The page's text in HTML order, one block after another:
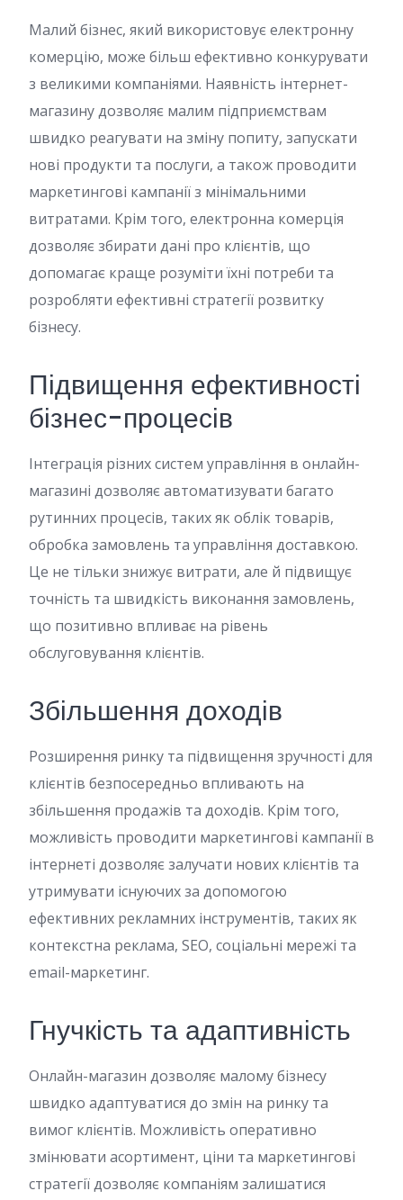
Малий бізнес, який використовує електронну
комерцію, може більш ефективно конкурувати
з великими компаніями. Наявність інтернет-
магазину дозволяє малим підприємствам
швидко реагувати на зміну попиту, запускати
нові продукти та послуги, а також проводити
маркетингові кампанії з мінімальними
витратами. Крім того, електронна комерція
дозволяє збирати дані про клієнтів, що
допомагає краще розуміти їхні потреби та
розробляти ефективні стратегії розвитку
бізнесу.
Підвищення ефективності
бізнес-процесів
Інтеграція різних систем управління в онлайн-
магазині дозволяє автоматизувати багато
рутинних процесів, таких як облік товарів,
обробка замовлень та управління доставкою.
Це не тільки знижує витрати, але й підвищує
точність та швидкість виконання замовлень,
що позитивно впливає на рівень
обслуговування клієнтів.
Збільшення доходів
Розширення ринку та підвищення зручності для
клієнтів безпосередньо впливають на
збільшення продажів та доходів. Крім того,
можливість проводити маркетингові кампанії в
інтернеті дозволяє залучати нових клієнтів та
утримувати існуючих за допомогою
ефективних рекламних інструментів, таких як
контекстна реклама, SEO, соціальні мережі та
email-маркетинг.
Гнучкість та адаптивність
Онлайн-магазин дозволяє малому бізнесу
швидко адаптуватися до змін на ринку та
вимог клієнтів. Можливість оперативно
змінювати асортимент, ціни та маркетингові
стратегії дозволяє компаніям залишатися